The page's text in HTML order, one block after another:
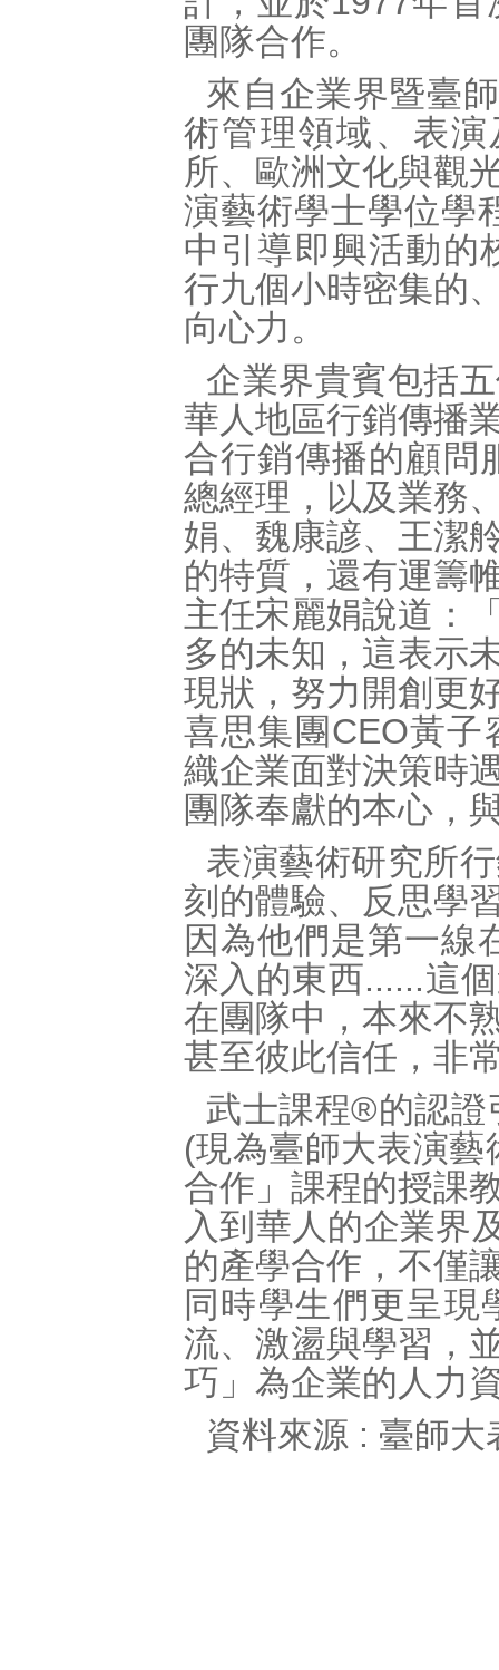
團隊合作。
來自企業界暨臺
術管理領域、表
所、歐洲文化與觀
演藝術學士學位學
中引導即興活動的
行九個小時密集的
向心力。
企業界貴賓包括
華人地區行銷傳播
合行銷傳播的顧問
總經理，以及業務
娟、魏康諺、王潔
的特質，還有運籌
主任宋麗娟說道：
多的未知，這表示
現狀，努力開創更
喜思集團CEO黃
織企業面對決策時
團隊奉獻的本心，
表演藝術研究所
刻的體驗、反思學
因為他們是第一線
深入的東西......這
在團隊中，本來不
甚至彼此信任，非
武士課程®的認
(現為臺師大表演
合作」課程的授課
入到華人的企業界
的產學合作，不僅
同時學生們更呈現
流、激盪與學習，
巧」為企業的人力
資料來源 : 臺師